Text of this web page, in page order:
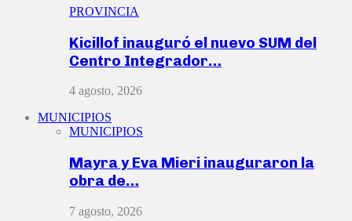
PROVINCIA
Kicillof inauguró el nuevo SUM del
Centro Integrador…
4 agosto, 2026
MUNICIPIOS
MUNICIPIOS
Mayra y Eva Mieri inauguraron la
obra de…
7 agosto, 2026